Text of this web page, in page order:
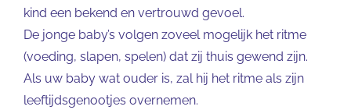
kind een bekend en vertrouwd gevoel.
De jonge baby’s volgen zoveel mogelijk het ritme
(voeding, slapen, spelen) dat zij thuis gewend zijn.
Als uw baby wat ouder is, zal hij het ritme als zijn
leeftijdsgenootjes overnemen.